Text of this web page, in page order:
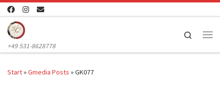
Zum Inhalt springen
+49 531-8628778
Search
Start»Gmedia Posts »GK077